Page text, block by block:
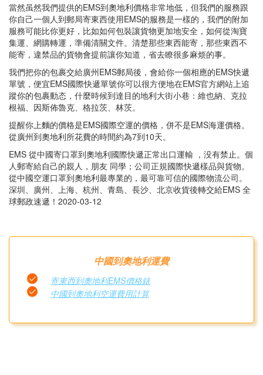
當然虽然我們提供的EMS到奧地利價格非常地低，但我們的服務跟
你自己一個人到郵局寄東西使用EMS的服務是一樣的，我們的附加
服務可能比你更好，比如如何包裝讓貨物更加地安全，如何從淘寶
集運、網購轉運，準備清關文件。清楚那些東西能寄，那些東西不
能寄，違禁品的貨物會提前讓你知道，省去瞭很多麻烦的事。
我們把你的包裹交給廣州EMS郵局後，會給你一個相應的EMS快遞
單號，便宜EMS國際快遞單號你可以很方便地在EMS官方網站上追
蹤你的包裹動态，什麼時候到達目的地利大街小巷：維也納、克拉
根福、因斯佈魯克、格拉茨、林茨。
提醒你上麵的價格是EMS國際空運的價格，併不是EMS海運價格。
從廣州到奧地利所花費的時間約為7到10天。
EMS 從中國寄口罩到奧地利國際快遞正常出口運輸 ，没有禁止。個
人郵寄給自己的親人，朋友 同學；公司正規國際快遞樣品與貨物。
從中國空運口罩到奧地利最專業的，最可靠可信的國際物流公司。
深圳、廣州、上海、杭州、青島、長沙、北京收貨後轉交給EMS 全
球郵政速遞！2020-03-12
中國到奧地利運費
寄東西到奧地利EMS價格錶
中國到奧地利空運費用計算